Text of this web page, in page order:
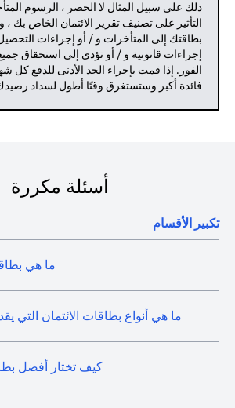
ذلك على سبيل المثال لا الحصر ، الرسوم
التأثير على تصنيف تقرير الائتمان الخاص
بطاقتك إلى المتأخرات و / أو إجراءات
إجراءات قانونية و / أو تؤدي إلى استحقاق
الفور. إذا قمت بإجراء الحد الأدنى للدفع كل
فائدة أكبر وستستغرق وقتًا أطول لسداد
أسئلة مكررة
تكبير الأقسام
ما هي
ما هي أنواع بطاقات الائتمان التي
كيف تختار أفضل